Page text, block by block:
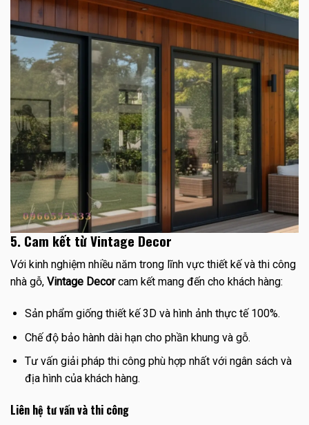
5. Cam kết từ Vintage Decor
Với kinh nghiệm nhiều năm trong lĩnh vực thiết kế và thi công
nhà gỗ, Vintage Decorcam kết mang đến cho khách hàng:
Sản phẩm giống thiết kế 3D và hình ảnh thực tế 100%.
Chế độ bảo hành dài hạn cho phần khung và gỗ.
Tư vấn giải pháp thi công phù hợp nhất với ngân sách và
địa hình của khách hàng.
Liên hệ tư vấn và thi công